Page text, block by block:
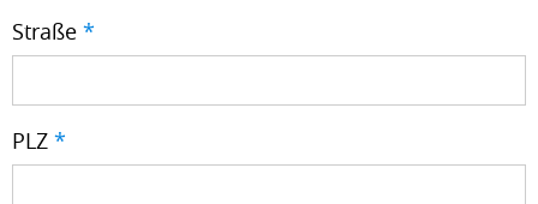
Straße *
PLZ *